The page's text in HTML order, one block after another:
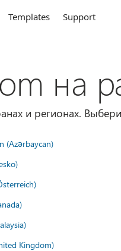
Templates Support
на
и регионах.
(Azərbaycan)
Kingdom)